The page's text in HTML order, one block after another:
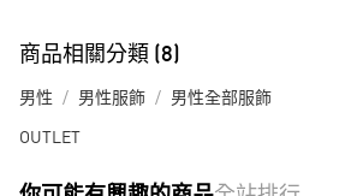
商品相關分類 (8)
男性 男性服飾 男性全部服飾
OUTLET